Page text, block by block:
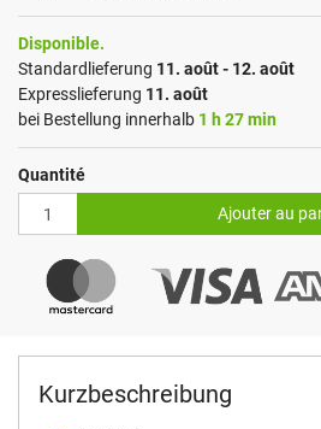
Kurzbeschreibung
Disponible.
Standardlieferung 11. août - 12. août
Expresslieferung 11. août
bei Bestellung innerhalb 1 h 27 min
Quantité
Ajouter au